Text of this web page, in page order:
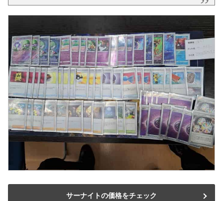
サーナイトの価格をチェック